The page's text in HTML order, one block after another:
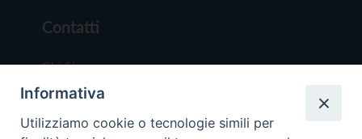
Contatti
Chi Siamo
Redazione
Scrivici
Informativa
Utilizziamo cookie o tecnologie simili per